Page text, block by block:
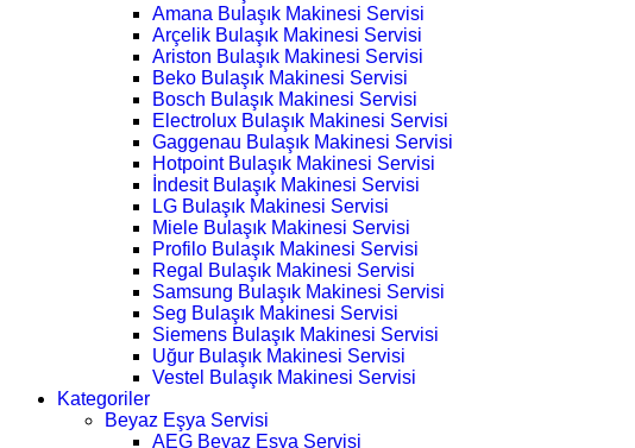
Amana Bulaşık Makinesi Servisi
Arçelik Bulaşık Makinesi Servisi
Ariston Bulaşık Makinesi Servisi
Beko Bulaşık Makinesi Servisi
Bosch Bulaşık Makinesi Servisi
Electrolux Bulaşık Makinesi Servisi
Gaggenau Bulaşık Makinesi Servisi
Hotpoint Bulaşık Makinesi Servisi
İndesit Bulaşık Makinesi Servisi
LG Bulaşık Makinesi Servisi
Miele Bulaşık Makinesi Servisi
Profilo Bulaşık Makinesi Servisi
Regal Bulaşık Makinesi Servisi
Samsung Bulaşık Makinesi Servisi
Seg Bulaşık Makinesi Servisi
Siemens Bulaşık Makinesi Servisi
Uğur Bulaşık Makinesi Servisi
Vestel Bulaşık Makinesi Servisi
Kategoriler
Beyaz Eşya Servisi
AEG Beyaz Eşya Servisi